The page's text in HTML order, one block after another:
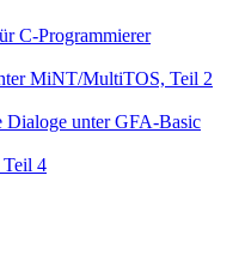
C-Programmierer
MiNT/MultiTOS, Teil 2
Dialoge unter GFA-Basic
Teil 4